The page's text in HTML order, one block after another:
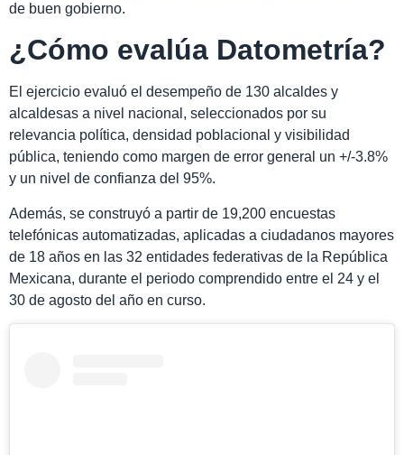
de buen gobierno.
¿Cómo evalúa Datometría?
El ejercicio evaluó el desempeño de 130 alcaldes y
alcaldesas a nivel nacional, seleccionados por su
relevancia política, densidad poblacional y visibilidad
pública, teniendo como margen de error general un +/-3.8%
y un nivel de confianza del 95%.
Además, se construyó a partir de 19,200 encuestas
telefónicas automatizadas, aplicadas a ciudadanos mayores
de 18 años en las 32 entidades federativas de la República
Mexicana, durante el periodo comprendido entre el 24 y el
30 de agosto del año en curso.